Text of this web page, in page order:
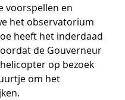
voorspellen en
het observatorium
heeft het inderdaad
de Gouverneur
op bezoek
om het